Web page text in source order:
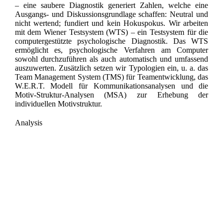
– eine saubere Diagnostik generiert Zahlen, welche eine
Ausgangs- und Diskussionsgrundlage schaffen: Neutral und
nicht wertend; fundiert und kein Hokuspokus. Wir arbeiten
mit dem Wiener Testsystem (WTS) – ein Testsystem für die
computergestützte psychologische Diagnostik. Das WTS
ermöglicht es, psychologische Verfahren am Computer
sowohl durchzuführen als auch automatisch und umfassend
auszuwerten. Zusätzlich setzen wir Typologien ein, u. a. das
Team Management System (TMS) für Teamentwicklung, das
W.E.R.T. Modell für Kommunikationsanalysen und die
Motiv-Struktur-Analysen (MSA) zur Erhebung der
individuellen Motivstruktur.
Analysis